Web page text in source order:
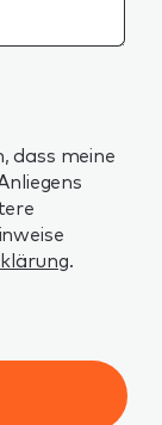
dass meine
.